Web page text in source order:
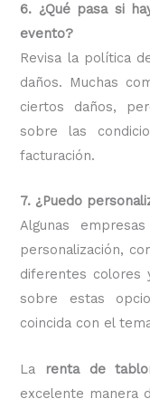
6. ¿Qué pasa si
evento?
Revisa la política
daños. Muchas
ciertos daños,
sobre las
facturación.
7. ¿Puedo
Algunas
personalización,
diferentes colores
sobre estas
coincida con el
La renta de
excelente manera